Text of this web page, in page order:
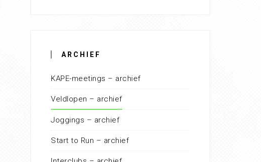
ARCHIEF
KAPE-meetings – archief
Veldlopen – archief
Joggings – archief
Start to Run – archief